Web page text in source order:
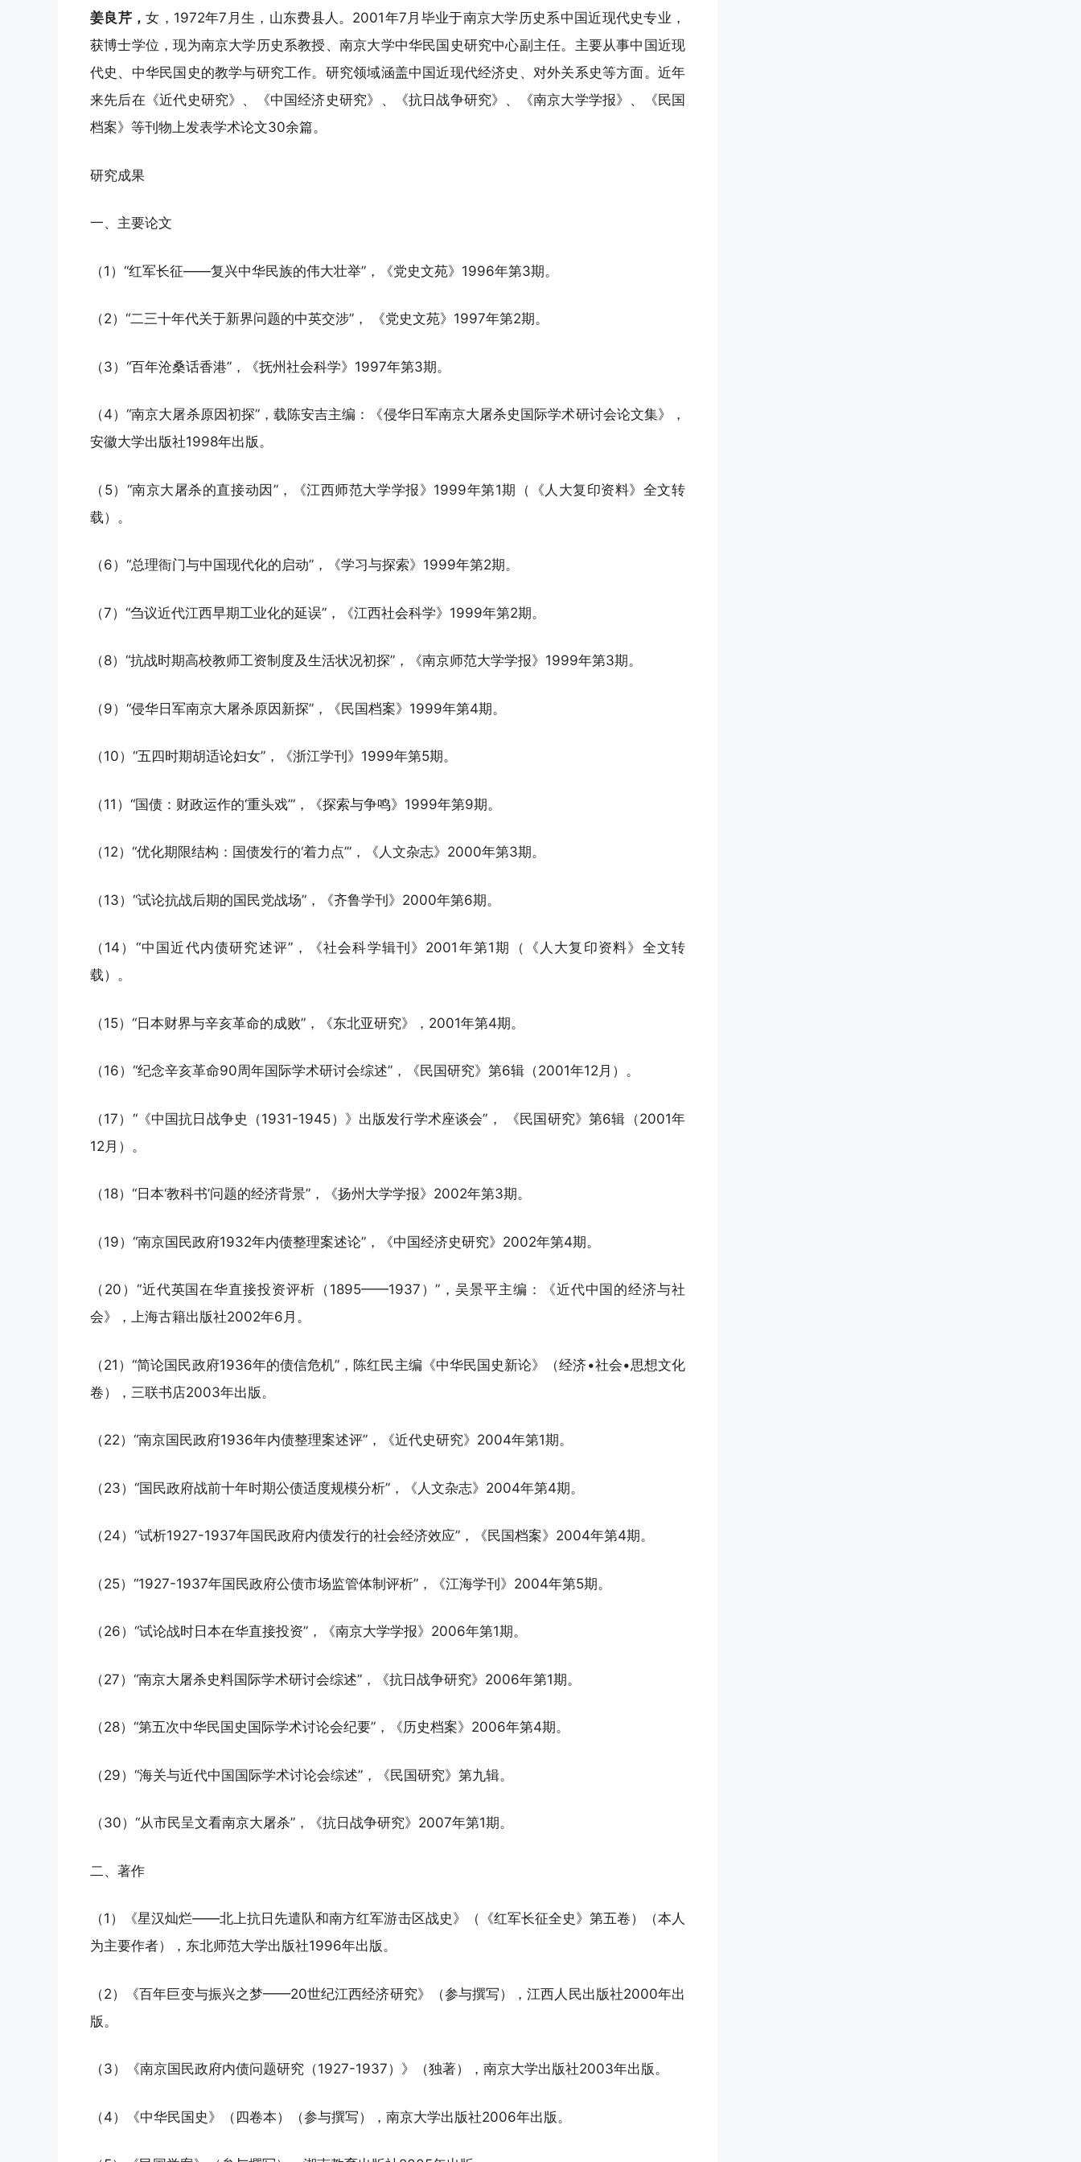
姜良芹，女，1972年7月生，山东费县人。2001年7月毕业于南京大学历史系中国近现代史专业，
获博士学位，现为南京大学历史系教授、南京大学中华民国史研究中心副主任。主要从事中国近现
代史、中华民国史的教学与研究工作。研究领域涵盖中国近现代经济史、对外关系史等方面。近年
来先后在《近代史研究》、《中国经济史研究》、《抗日战争研究》、《南京大学学报》、《民国
档案》等刊物上发表学术论文30余篇。
研究成果
一、主要论文
（1）“红军长征——复兴中华民族的伟大壮举”，《党史文苑》1996年第3期。
（2）“二三十年代关于新界问题的中英交涉”， 《党史文苑》1997年第2期。
（3）“百年沧桑话香港”，《抚州社会科学》1997年第3期。
（4）“南京大屠杀原因初探”，载陈安吉主编：《侵华日军南京大屠杀史国际学术研讨会论文集》，
安徽大学出版社1998年出版。
（5）“南京大屠杀的直接动因”，《江西师范大学学报》1999年第1期（《人大复印资料》全文转
载）。
（6）“总理衙门与中国现代化的启动”，《学习与探索》1999年第2期。
（7）“刍议近代江西早期工业化的延误”，《江西社会科学》1999年第2期。
（8）“抗战时期高校教师工资制度及生活状况初探”，《南京师范大学学报》1999年第3期。
（9）“侵华日军南京大屠杀原因新探”，《民国档案》1999年第4期。
（10）“五四时期胡适论妇女”，《浙江学刊》1999年第5期。
（11）“国债：财政运作的‘重头戏’”，《探索与争鸣》1999年第9期。
（12）“优化期限结构：国债发行的‘着力点’”，《人文杂志》2000年第3期。
（13）“试论抗战后期的国民党战场”，《齐鲁学刊》2000年第6期。
（14）“中国近代内债研究述评”，《社会科学辑刊》2001年第1期（《人大复印资料》全文转
载）。
（15）“日本财界与辛亥革命的成败”，《东北亚研究》，2001年第4期。
（16）“纪念辛亥革命90周年国际学术研讨会综述”，《民国研究》第6辑（2001年12月）。
（17）“《中国抗日战争史（1931-1945）》出版发行学术座谈会”， 《民国研究》第6辑（2001年
12月）。
（18）“日本‘教科书’问题的经济背景”，《扬州大学学报》2002年第3期。
（19）“南京国民政府1932年内债整理案述论”，《中国经济史研究》2002年第4期。
（20）“近代英国在华直接投资评析（1895——1937）”，吴景平主编：《近代中国的经济与社
会》，上海古籍出版社2002年6月。
（21）“简论国民政府1936年的债信危机”，陈红民主编《中华民国史新论》（经济•社会•思想文化
卷），三联书店2003年出版。
（22）“南京国民政府1936年内债整理案述评”，《近代史研究》2004年第1期。
（23）“国民政府战前十年时期公债适度规模分析”，《人文杂志》2004年第4期。
（24）“试析1927-1937年国民政府内债发行的社会经济效应”，《民国档案》2004年第4期。
（25）“1927-1937年国民政府公债市场监管体制评析”，《江海学刊》2004年第5期。
（26）“试论战时日本在华直接投资”，《南京大学学报》2006年第1期。
（27）“南京大屠杀史料国际学术研讨会综述”，《抗日战争研究》2006年第1期。
（28）“第五次中华民国史国际学术讨论会纪要”，《历史档案》2006年第4期。
（29）“海关与近代中国国际学术讨论会综述”，《民国研究》第九辑。
（30）“从市民呈文看南京大屠杀”，《抗日战争研究》2007年第1期。
二、著作
（1）《星汉灿烂——北上抗日先遣队和南方红军游击区战史》（《红军长征全史》第五卷）（本人
为主要作者），东北师范大学出版社1996年出版。
（2）《百年巨变与振兴之梦——20世纪江西经济研究》（参与撰写），江西人民出版社2000年出
版。
（3）《南京国民政府内债问题研究（1927-1937）》（独著），南京大学出版社2003年出版。
（4）《中华民国史》（四卷本）（参与撰写），南京大学出版社2006年出版。